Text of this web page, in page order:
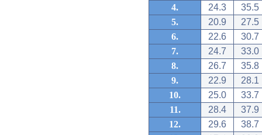
4.
24.3
35.5
5.
20.9
27.5
6.
22.6
30.7
7.
24.7
33.0
8.
26.7
35.8
9.
22.9
28.1
10.
25.0
33.7
11.
28.4
37.9
12.
29.6
38.7